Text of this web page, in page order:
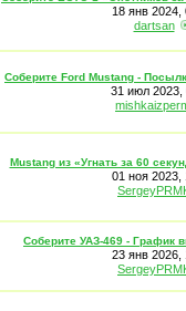
18 янв 2024,
dartsan
Соберите Ford Mustang -
31 июл 2023,
Mustang из «Угнать за 60
01 ноя 2023,
Соберите УАЗ-469 - График
23 янв 2026,